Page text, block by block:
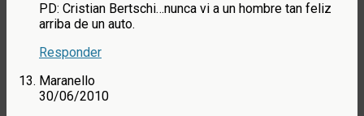
PD: Cristian Bertschi…nunca vi a un hombre tan feliz
arriba de un auto.
Responder
Maranello
30/06/2010